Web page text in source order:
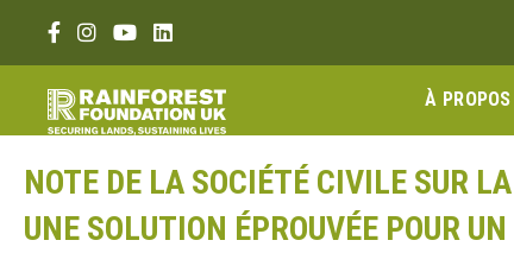
Lien Facebook
Lien Instagram
Lien Youtube
Linkedin link
À
NOTE DE LA SOCIÉTÉ CIVILE SUR
UNE SOLUTION ÉPROUVÉE POUR